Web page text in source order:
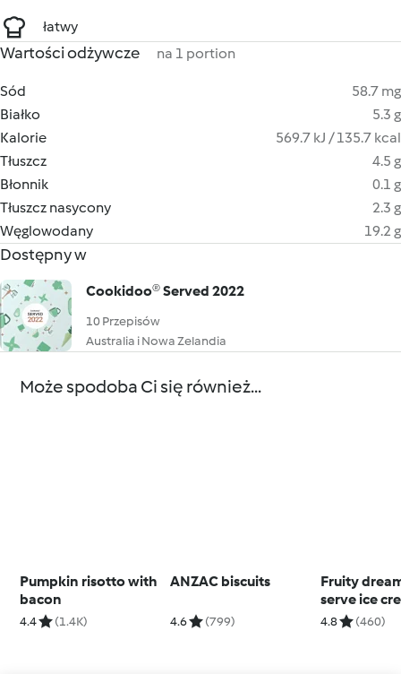
łatwy
Wartości odżywcze na 1 portion
Sód
58.7 mg
Białko
5.3 g
Kalorie
569.7 kJ / 135.7 kcal
Tłuszcz
4.5 g
Błonnik
0.1 g
Tłuszcz nasycony
2.3 g
Węglowodany
19.2 g
Dostępny w
Cookidoo® Served 2022
10 Przepisów
Australia i Nowa Zelandia
Może spodoba Ci się również...
Pumpkin risotto with
bacon
4.4 (1.4K)
ANZAC biscuits
4.6 (799)
Fruity
serve ice
4.8 (460)